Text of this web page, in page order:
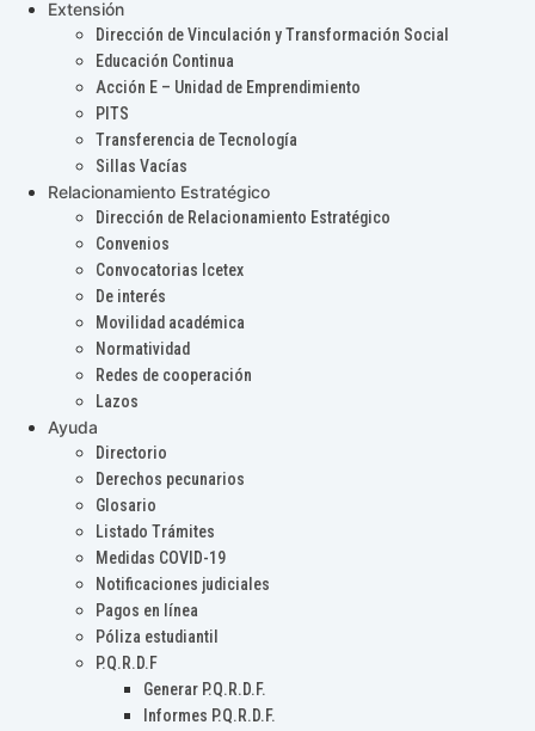
Extensión
Dirección de Vinculación y Transformación Social
Educación Continua
Acción E – Unidad de Emprendimiento
PITS
Transferencia de Tecnología
Sillas Vacías
Relacionamiento Estratégico
Dirección de Relacionamiento Estratégico
Convenios
Convocatorias Icetex
De interés
Movilidad académica
Normatividad
Redes de cooperación
Lazos
Ayuda
Directorio
Derechos pecunarios
Glosario
Listado Trámites
Medidas COVID-19
Notificaciones judiciales
Pagos en línea
Póliza estudiantil
P.Q.R.D.F
Generar P.Q.R.D.F.
Informes P.Q.R.D.F.